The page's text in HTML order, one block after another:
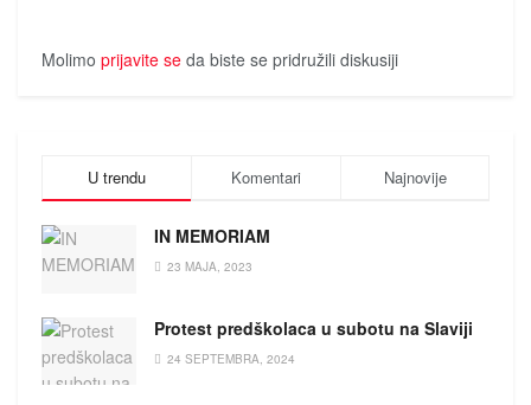
Molimo prijavite se da biste se pridružili diskusiji
U trendu Komentari Najnovije
IN MEMORIAM
23 MAJA, 2023
Protest predškolaca u subotu na Slaviji
24 SEPTEMBRA, 2024